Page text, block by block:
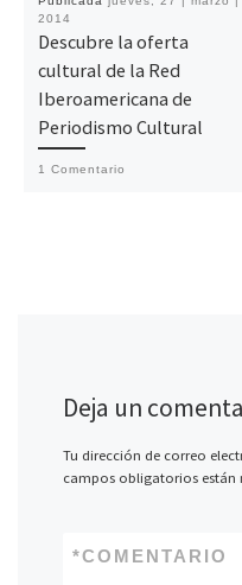
2014
Descubre la oferta
cultural de la Red
Iberoamericana de
Periodismo Cultural
1 Comentario
Deja un
Tu dirección de correo
campos obligatorios están
COMENTARIO
*